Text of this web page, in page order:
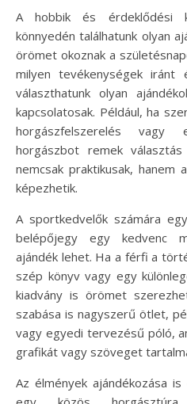
A hobbik és érdeklődési
könnyedén találhatunk olyan
örömet okoznak a
milyen tevékenységek iránt
választhatunk olyan
kapcsolatosak. Például, ha
horgászfelszerelés
horgászbot remek
nemcsak praktikusak, hanem
képezhetik.
A sportkedvelők számára
belépőjegy egy kedvenc
ajándék lehet. Ha a férfi a
szép könyv vagy egy
kiadvány is örömet
szabása is nagyszerű ötlet,
vagy egyedi tervezésű póló,
grafikát vagy szöveget
Az élmények ajándékozása